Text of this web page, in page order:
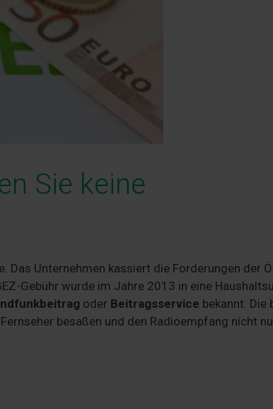
Sie keine
Das Unternehmen kassiert die Forderungen der
Gebühr wurde im Jahre 2013 in eine
oder Beitragsservice bekannt. Die
besaßen und den Radioempfang nicht